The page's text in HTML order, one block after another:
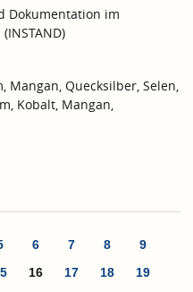
Dokumentation im
Mangan, Quecksilber, Selen,
Kobalt, Mangan,
6 7 8
9
16 17 18
19